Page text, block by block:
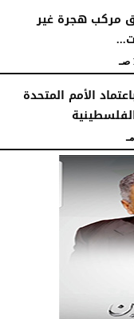
غرق مركب هجرة غير
الأمم المتحدة